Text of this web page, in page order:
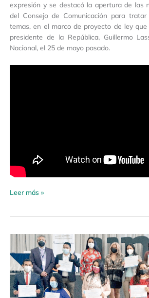
expresión y se destacó la apertura de las
del Consejo de Comunicación para
temas, en el marco de proyecto de ley
presidente de la República, Guillermo
Nacional, el 25 de mayo pasado.
Leer más »
Boletín
Prensa
20